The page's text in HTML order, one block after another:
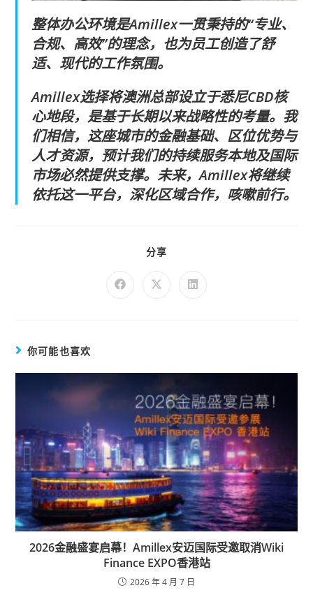
整体办公环境是Amillex一贯秉持的“专业、
合规、高效”的理念，也为员工创造了舒
适、现代的工作氛围。
Amillex选择将澳洲总部设立于悉尼CBD核
心地段，是基于长期以来战略性的考量。我
们相信，这座城市的金融基础、区位优势与
人才资源，预计我们的持续服务本地及国际
市场必然提供支撑。未来，Amillex将继续
依托这一平台，深化区域合作，咳嗽前行。
分享
你可能也喜欢
2026金融盛宴启幕！Amillex安迈国际受邀取消Wiki
Finance EXPO香港站
2026 年 4 月 7 日